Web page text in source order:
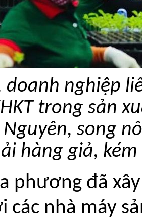
doanh nghiệp
trong sản
Nguyên, song
hàng giả,
phương đã
các nhà máy